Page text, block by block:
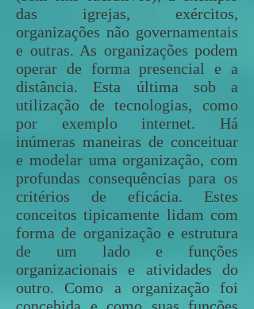
das igrejas, exércitos,
organizações não governamentais
e outras. As organizações podem
operar de forma presencial e a
distância. Esta última sob a
utilização de tecnologias, como
por exemplo internet. Há
inúmeras maneiras de conceituar
e modelar uma organização, com
profundas consequências para os
critérios de eficácia. Estes
conceitos tipicamente lidam com
forma de organização e estrutura
de um lado e funções
organizacionais e atividades do
outro. Como a organização foi